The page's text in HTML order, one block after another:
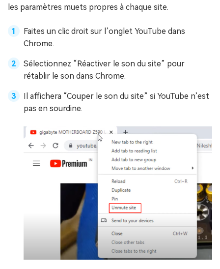
les paramètres muets propres à chaque site.
Faites un clic droit sur l’onglet YouTube dans
Chrome.
Sélectionnez “Réactiver le son du site” pour
rétablir le son dans Chrome.
Il affichera “Couper le son du site” si YouTube n’est
pas en sourdine.